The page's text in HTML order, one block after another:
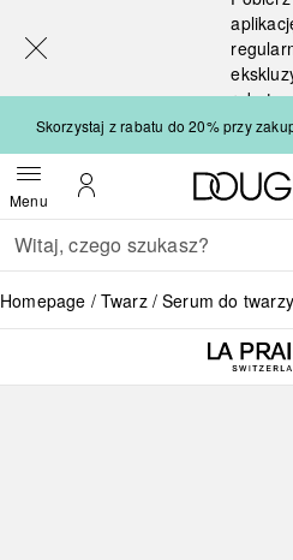
rabaty
Skorzystaj z rabatu do 20% przy
MenuOtwórz menuMoje konto
Wracać
Wykonaj wyszukiwanie
Homepage Twarz Serum do twarzy
[navigation.slideout.screenreader]